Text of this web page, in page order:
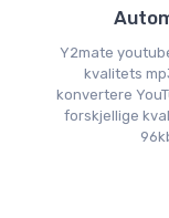
Y2mate
kvalitets
konvertere
forskjellige